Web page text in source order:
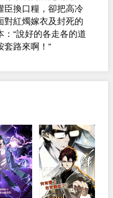
臣換口糧，卻把高冷
對紅燭嫁衣及封死的
：“說好的各走各的道
套路來啊！”